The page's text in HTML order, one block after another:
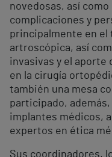
novedosas, así
complicaciones y
principalmente en el
artroscópica, así
invasivas y el
en la cirugía
también una mesa
participado,
implantes médicos,
expertos en ética
Sus coordinadores,